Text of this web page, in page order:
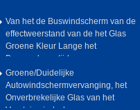
Van het de Buswindscherm van de
effectweerstand van de het Glas
Groene Kleur Lange het
Beroepsleventijd
Groene/Duidelijke
Autowindschermvervanging, het
Onverbrekelijke Glas van het